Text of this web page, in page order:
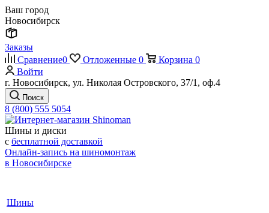
Ваш город
Новосибирск
Заказы
Сравнение0 Отложенные 0 Корзина 0
Войти
г. Новосибирск, ул. Николая Островского, 37/1, оф.4
Поиск
8 (800) 555 5054
Шины и диски
с бесплатной доставкой
Онлайн-запись на шиномонтаж
в Новосибирске
Шины